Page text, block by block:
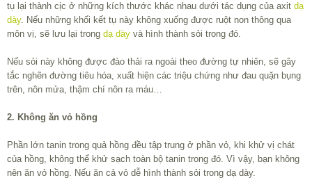
tụ lại thành cịc ở những kích thước khác nhau dưới tác dụng của axit dạ
dày. Nếu những khối kết tụ này không xuống được ruột non thông qua
môn vị, sẽ lưu lại trong dạ dày và hình thành sỏi trong đó.
Nếu sỏi này không được đào thải ra ngoài theo đường tự nhiên, sẽ gây
tắc nghẽn đường tiêu hóa, xuất hiện các triệu chứng như đau quặn bụng
trên, nôn mửa, thậm chí nôn ra máu…
2. Không ăn vỏ hồng
Phần lớn tanin trong quả hồng đều tập trung ở phần vỏ, khi khử vị chát
của hồng, không thể khử sạch toàn bộ tanin trong đó. Vì vậy, bạn không
nên ăn vỏ hồng. Nếu ăn cả vỏ dễ hình thành sỏi trong dạ dày.